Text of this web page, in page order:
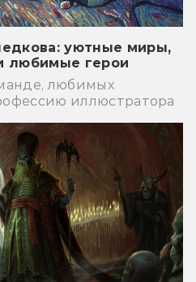
уютные миры,
любимые герои
любимых
иллюстратора